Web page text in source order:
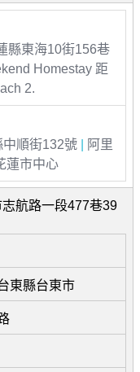
縣東海10街156巷
Homestay 距
2.
中順街132號
阿里
蓮市中心
航路一段477巷39
東縣台東市